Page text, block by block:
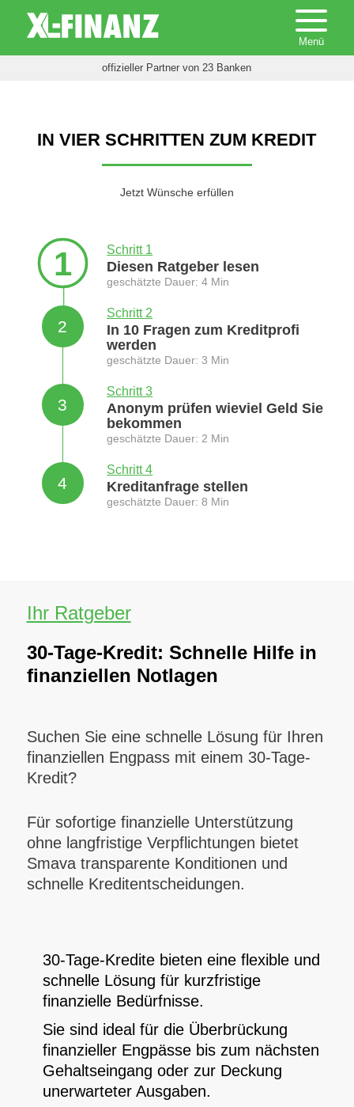
offizieller Partner von 23 Banken
IN VIER SCHRITTEN ZUM KREDIT
Jetzt Wünsche erfüllen
1 Schritt 1
Diesen Ratgeber lesen
geschätzte Dauer: 4 Min
2
Schritt 2
In 10 Fragen zum Kreditprofi
werden
geschätzte Dauer: 3 Min
3
Schritt 3
Anonym prüfen wieviel Geld Sie
bekommen
geschätzte Dauer: 2 Min
4
Schritt 4
Kreditanfrage stellen
geschätzte Dauer: 8 Min
Ihr Ratgeber
30-Tage-Kredit: Schnelle Hilfe in
finanziellen Notlagen
Suchen Sie eine schnelle Lösung für Ihren
finanziellen Engpass mit einem 30-Tage-
Kredit?
Für sofortige finanzielle Unterstützung
ohne langfristige Verpflichtungen bietet
Smava transparente Konditionen und
schnelle Kreditentscheidungen.
30-Tage-Kredite bieten eine flexible und
schnelle Lösung für kurzfristige
finanzielle Bedürfnisse.
Sie sind ideal für die Überbrückung
finanzieller Engpässe bis zum nächsten
Gehaltseingang oder zur Deckung
unerwarteter Ausgaben.